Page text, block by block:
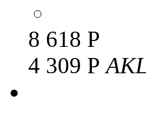
8 618 Р
4 309 Р